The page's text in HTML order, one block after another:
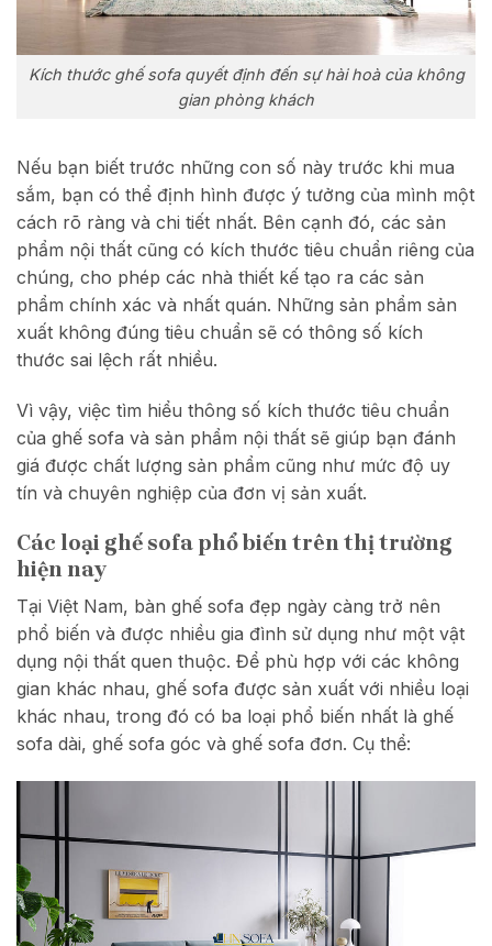
Kích thước ghế sofa quyết định đến sự hài hoà của không
gian phòng khách
Nếu bạn biết trước những con số này trước khi mua
sắm, bạn có thể định hình được ý tưởng của mình một
cách rõ ràng và chi tiết nhất. Bên cạnh đó, các sản
phẩm nội thất cũng có kích thước tiêu chuẩn riêng của
chúng, cho phép các nhà thiết kế tạo ra các sản
phẩm chính xác và nhất quán. Những sản phẩm sản
xuất không đúng tiêu chuẩn sẽ có thông số kích
thước sai lệch rất nhiều.
Vì vậy, việc tìm hiểu thông số kích thước tiêu chuẩn
của ghế sofa và sản phẩm nội thất sẽ giúp bạn đánh
giá được chất lượng sản phẩm cũng như mức độ uy
tín và chuyên nghiệp của đơn vị sản xuất.
Các loại ghế sofa phổ biến trên thị trường
hiện nay
Tại Việt Nam, bàn ghế sofa đẹp ngày càng trở nên
phổ biến và được nhiều gia đình sử dụng như một vật
dụng nội thất quen thuộc. Để phù hợp với các không
gian khác nhau, ghế sofa được sản xuất với nhiều loại
khác nhau, trong đó có ba loại phổ biến nhất là ghế
sofa dài, ghế sofa góc và ghế sofa đơn. Cụ thể: